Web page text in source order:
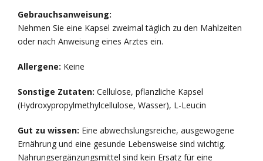
Gebrauchsanweisung:
Nehmen Sie eine Kapsel zweimal täglich zu den Mahlzeiten
oder nach Anweisung eines Arztes ein.
Allergene: Keine
Sonstige Zutaten: Cellulose, pflanzliche Kapsel
(Hydroxypropylmethylcellulose, Wasser), L-Leucin
Gut zu wissen: Eine abwechslungsreiche, ausgewogene
Ernährung und eine gesunde Lebensweise sind wichtig.
Nahrungsergänzungsmittel sind kein Ersatz für eine